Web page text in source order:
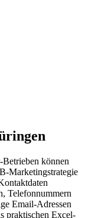
können
Marketingstrategie
Telefonnummern
Email-Adressen
praktischen Excel-